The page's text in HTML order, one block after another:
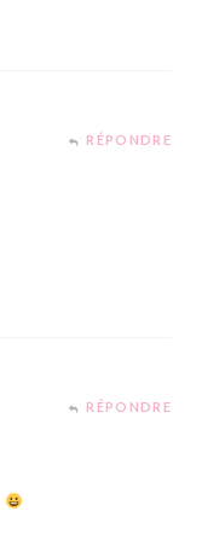
RÉPONDRE
RÉPONDRE